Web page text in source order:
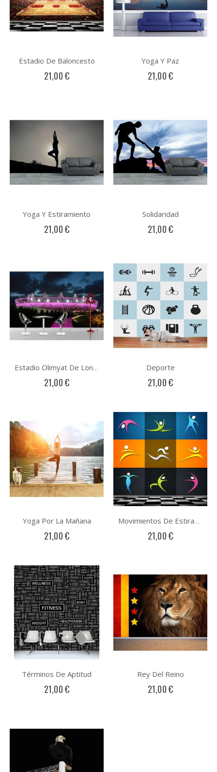
Estadio De Baloncesto
21,00 €
Yoga Y Paz
21,00 €
Yoga Y Estiramiento
21,00 €
Solidaridad
21,00 €
Estadio Olimyat De Londres
21,00 €
Deporte
21,00 €
Yoga Por La Mañana
21,00 €
Movimientos De Estiramiento
21,00 €
Términos De Aptitud
21,00 €
Rey Del Reino
21,00 €